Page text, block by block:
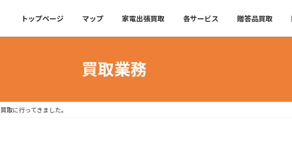
トップページ マップ 家電出張買取 各サービス 贈答品買取
買取業務
取に行ってきました。